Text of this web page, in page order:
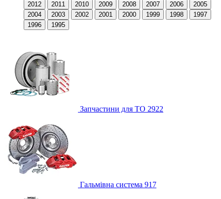
2012
2011 2010 2009 2008 2007 2006
2005
2004
2003 2002 2001 2000 1999 1998
1997
1996
1995
Запчастини для ТО 2922
Гальмівна система 917